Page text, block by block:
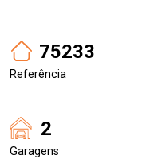
75233
Referência
2
Garagens